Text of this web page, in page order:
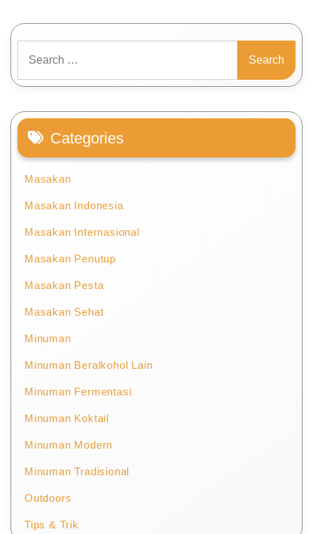
for:
Categories
Masakan
Masakan Indonesia
Masakan Internasional
Masakan Penutup
Masakan Pesta
Masakan Sehat
Minuman
Minuman Beralkohol Lain
Minuman Fermentasi
Minuman Koktail
Minuman Modern
Minuman Tradisional
Outdoors
Tips & Trik